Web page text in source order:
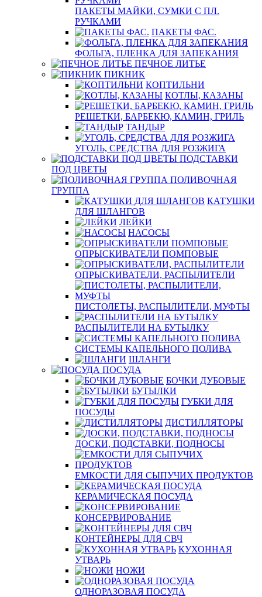
ПАКЕТЫ МАЙКИ, СУМКИ С ПЛ.
РУЧКАМИ
ПАКЕТЫ ФАС.
ФОЛЬГА, ПЛЕНКА ДЛЯ ЗАПЕКАНИЯ
ПЕЧНОЕ ЛИТЬЕ
ПИКНИК
КОПТИЛЬНИ
КОТЛЫ, КАЗАНЫ
РЕШЕТКИ, БАРБЕКЮ, КАМИН, ГРИЛЬ
ТАНДЫР
УГОЛЬ, СРЕДСТВА ДЛЯ РОЗЖИГА
ПОДСТАВКИ
ПОД ЦВЕТЫ
ПОЛИВОЧНАЯ
ГРУППА
КАТУШКИ
ДЛЯ ШЛАНГОВ
ЛЕЙКИ
НАСОСЫ
ОПРЫСКИВАТЕЛИ ПОМПОВЫЕ
ОПРЫСКИВАТЕЛИ, РАСПЫЛИТЕЛИ
ПИСТОЛЕТЫ, РАСПЫЛИТЕЛИ, МУФТЫ
РАСПЫЛИТЕЛИ НА БУТЫЛКУ
СИСТЕМЫ КАПЕЛЬНОГО ПОЛИВА
ШЛАНГИ
ПОСУДА
БОЧКИ ДУБОВЫЕ
БУТЫЛКИ
ГУБКИ ДЛЯ
ПОСУДЫ
ДИСТИЛЛЯТОРЫ
ДОСКИ, ПОДСТАВКИ, ПОДНОСЫ
ЕМКОСТИ ДЛЯ СЫПУЧИХ ПРОДУКТОВ
КЕРАМИЧЕСКАЯ ПОСУДА
КОНСЕРВИРОВАНИЕ
КОНТЕЙНЕРЫ ДЛЯ СВЧ
КУХОННАЯ
УТВАРЬ
НОЖИ
ОДНОРАЗОВАЯ ПОСУДА